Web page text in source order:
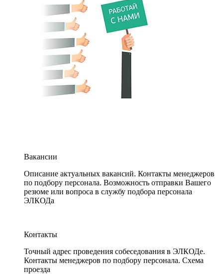
Вакансии
Описание актуальных вакансий. Контакты менеджеров
по подбору персонала. Возможность отправки Вашего
резюме или вопроса в службу подбора персонала
ЭЛКОДа
Контакты
Точный адрес проведения собеседования в ЭЛКОДе.
Контакты менеджеров по подбору персонала. Схема
проезда